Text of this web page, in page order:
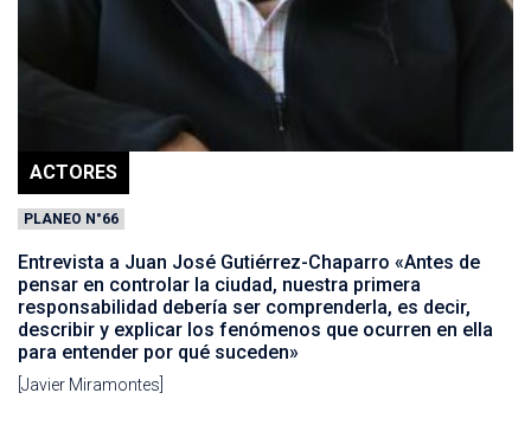
ACTORES
PLANEO N°66
Entrevista a Juan José Gutiérrez-Chaparro «Antes de
pensar en controlar la ciudad, nuestra primera
responsabilidad debería ser comprenderla, es decir,
describir y explicar los fenómenos que ocurren en ella
para entender por qué suceden»
[Javier Miramontes]